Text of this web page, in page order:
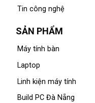
Tin công nghệ
SẢN PHẨM
Máy tính bàn
Laptop
Linh kiện máy tính
Build PC Đà Nẵng